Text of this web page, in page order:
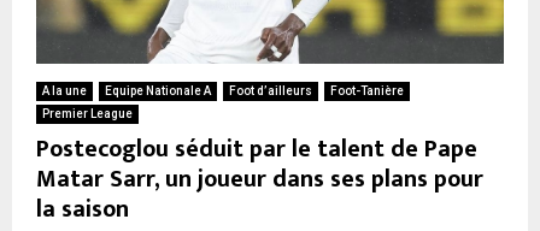
A la une Equipe Nationale A Foot d’ailleurs
Foot-Tanière
Premier League
Postecoglou séduit par le talent de Pape
Matar Sarr, un joueur dans ses plans pour
la saison